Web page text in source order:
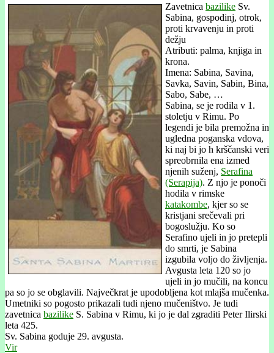
Zavetnica bazilike Sv.
Sabina, gospodinj, otrok,
proti krvavenju in proti
dežju
Atributi: palma, knjiga in
krona.
Imena: Sabina, Savina,
Savka, Savin, Sabin, Bina,
Sabo, Sabe, …
Sabina, se je rodila v 1.
stoletju v Rimu. Po
legendi je bila premožna in
ugledna poganska vdova,
ki naj bi jo h krščanski veri
spreobrnila ena izmed
njenih suženj, Serafina
(Serapija). Z njo je ponoči
hodila v rimske
katakombe, kjer so se
kristjani srečevali pri
bogoslužju. Ko so
Serafino ujeli in jo pretepli
do smrti, je Sabina
izgubila voljo do življenja.
Avgusta leta 120 so jo
ujeli in jo mučili, na koncu
pa so jo se obglavili. Največkrat je upodobljena kot mlajša mučenka.
Umetniki so pogosto prikazali tudi njeno mučeništvo. Je tudi
zavetnica bazilike S. Sabina v Rimu, ki jo je dal zgraditi Peter Ilirski
leta 425.
Sv. Sabina goduje 29. avgusta.
Vir